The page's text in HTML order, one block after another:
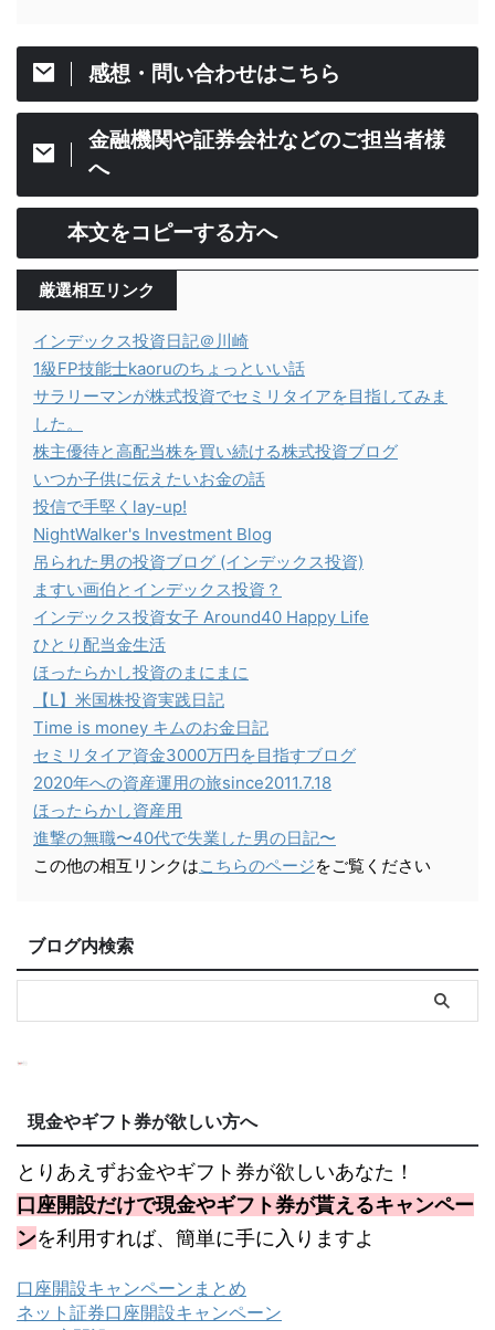
感想・問い合わせはこちら
金融機関や証券会社などのご担当者様
へ
本文をコピーする方へ
厳選相互リンク
インデックス投資日記＠川崎
1級FP技能士kaoruのちょっといい話
サラリーマンが株式投資でセミリタイアを目指してみま
した。
株主優待と高配当株を買い続ける株式投資ブログ
いつか子供に伝えたいお金の話
投信で手堅くlay-up!
NightWalker's Investment Blog
吊られた男の投資ブログ (インデックス投資)
ますい画伯とインデックス投資？
インデックス投資女子 Around40 Happy Life
ひとり配当金生活
ほったらかし投資のまにまに
【L】米国株投資実践日記
Time is money キムのお金日記
セミリタイア資金3000万円を目指すブログ
2020年への資産運用の旅since2011.7.18
ほったらかし資産用
進撃の無職〜40代で失業した男の日記〜
この他の相互リンクはこちらのページをご覧ください
ブログ内検索
現金やギフト券が欲しい方へ
とりあえずお金やギフト券が欲しいあなた！
口座開設だけで現金やギフト券が貰えるキャンペー
ンを利用すれば、簡単に手に入りますよ
口座開設キャンペーンまとめ
ネット証券口座開設キャンペーン